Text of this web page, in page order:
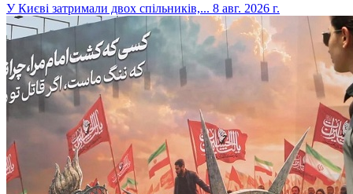
​У Києві затримали двох спільників,... 8 авг. 2026 г.